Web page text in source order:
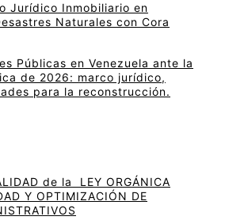
Jurídico Inmobiliario en
Naturales con Cora
Públicas en Venezuela ante la
de 2026: marco jurídico,
para la reconstrucción.
de la LEY ORGÁNICA
Y OPTIMIZACIÓN DE